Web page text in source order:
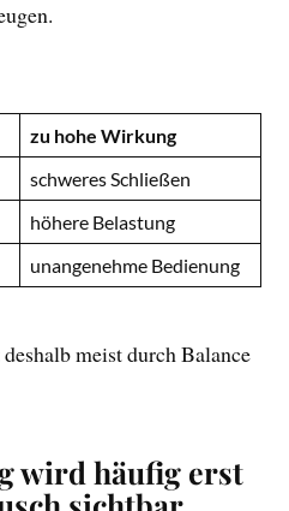
zu hohe Wirkung
schweres Schließen
höhere Belastung
unangenehme Bedienung
meist durch Balance
wird häufig erst